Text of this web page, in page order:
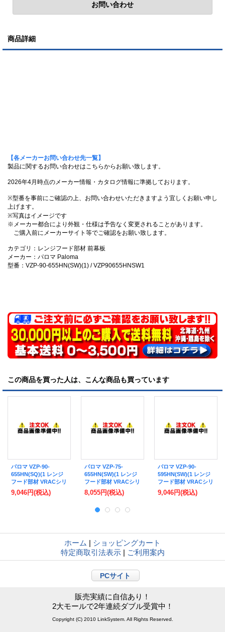
商品詳細
【各メーカーお問い合わせ先一覧】
製品に関するお問い合わせはこちらからお願い致します。
2026年4月時点のメーカー情報・カタログ情報に準拠しております。
※型番を事前にご確認の上、お問い合わせいただきますよう宜しくお願い申し
上げます。
※写真はイメージです
※メーカー都合により外観・仕様は予告なく変更されることがあります。
ご購入前にメーカーサイト等でご確認をお願い致します。
カテゴリ：レンジフード部材 前幕板
メーカー：パロマ Paloma
型番：VZP-90-655HN(SW)(1) / VZP90655HNSW1
この商品を買った人は、こんな商品も買っています
パロマ VZP-90-
655HN(SQ)(1 レンジ
フード部材 VRACシリ
ーズ 前幕板 幅90cm
総高さ70cm ブラック
9,046円(税込)
パロマ VZP-75-
655HN(SW)(1 レンジ
フード部材 VRACシリ
ーズ 前幕板 幅75cm
総高さ70cm ホワイト
8,055円(税込)
パロマ VZP-90-
595HN(SW)(1 レンジ
フード部材 VRACシリ
ーズ 前幕板 幅90cm
総高さ64cm ホワイト
9,046円(税込)
ホーム | ショッピングカート
特定商取引法表示 | ご利用案内
PCサイト
販売実績に自信あり！
2大モールで2年連続ダブル受賞中！
Copyright (C) 2010 LinkSystem. All Rights Reserved.